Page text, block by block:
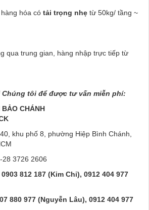
hóa có tải trọng nhẹ từ 50kg/ tầng ~
qua trung gian, hàng nhập trực tiếp từ
tôi để được tư vấn miễn phí:
BẢO CHÁNH
khu phố 8, phường Hiệp Bình Chánh,
3726 2606
0903 812 187 (Kim Chi), 0912 404 977
880 977 (Nguyễn Lâu), 0912 404 977